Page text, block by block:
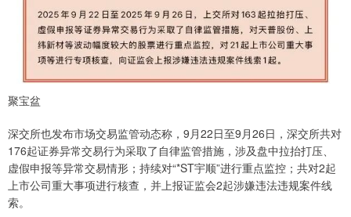
聚宝盆
深交所也发布市场交易监管动态称，9月22日至9月26日，深交所共对
176起证券异常交易行为采取了自律监管措施，涉及盘中拉抬打压、
虚假申报等异常交易情形；持续对“*ST宇顺”进行重点监控；共对2起
上市公司重大事项进行核查，并上报证监会2起涉嫌违法违规案件线
索。